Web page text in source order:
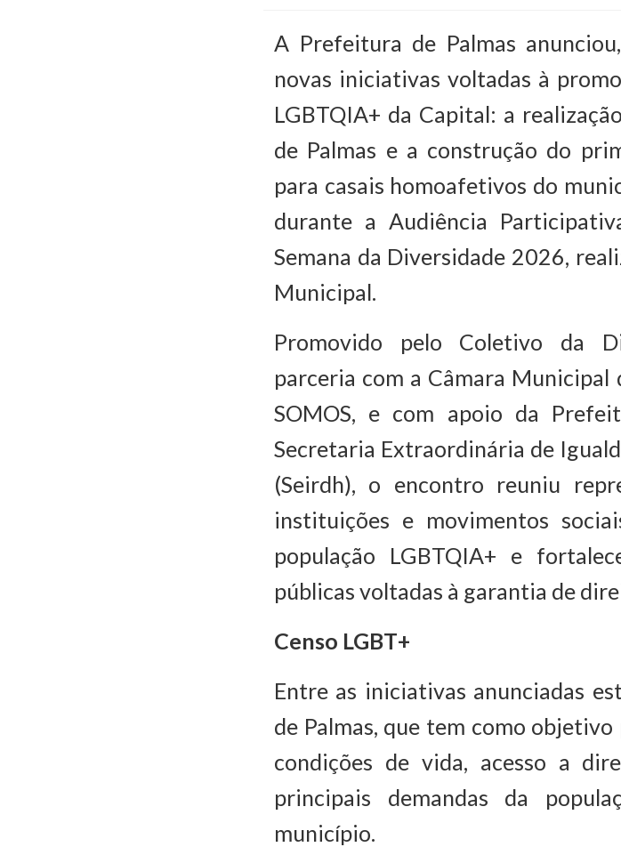
A Prefeitura de Palmas
novas iniciativas voltadas à
LGBTQIA+ da Capital: a
de Palmas e a construção do
para casais homoafetivos do
durante a Audiência
Semana da Diversidade 2026,
Municipal.
Promovido pelo Coletivo da
parceria com a Câmara Municipal
SOMOS, e com apoio da
Secretaria Extraordinária de
(Seirdh), o encontro reuniu
instituições e movimentos
população LGBTQIA+ e
públicas voltadas à garantia de
Censo LGBT+
Entre as iniciativas anunciadas
de Palmas, que tem como
condições de vida, acesso a
principais demandas da
município.